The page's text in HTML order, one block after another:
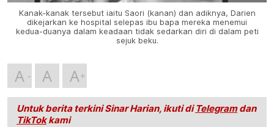
Kanak-kanak tersebut iaitu Saori (kanan) dan adiknya, Darien
dikejarkan ke hospital selepas ibu bapa mereka menemui
kedua-duanya dalam keadaan tidak sedarkan diri di dalam peti
sejuk beku.
A A A
Untuk berita terkini Sinar Harian, ikuti di Telegramdan
TikTokkami